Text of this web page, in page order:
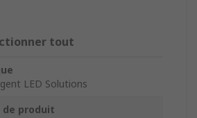
tout
LED Solutions
de produit